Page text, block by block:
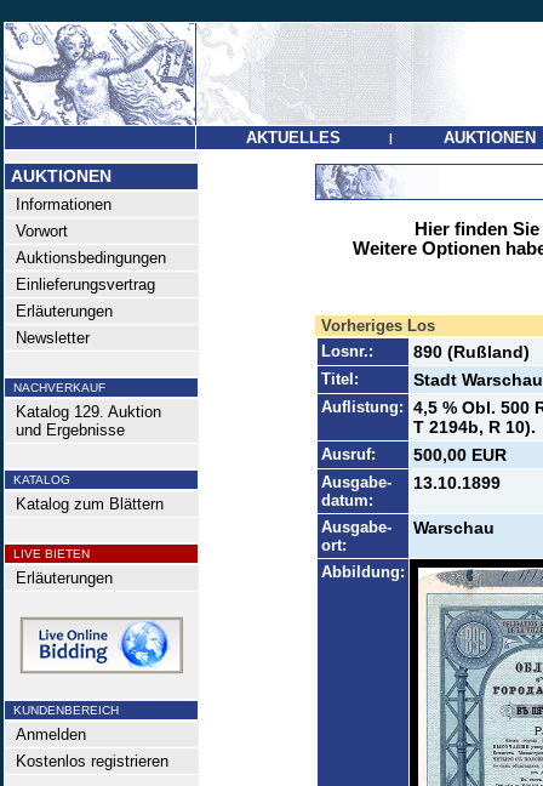
AKTUELLES | AUKTIONEN
AUKTIONEN
Informationen
Vorwort
Auktionsbedingungen
Einlieferungsvertrag
Erläuterungen
Newsletter
NACHVERKAUF
Katalog 129. Auktion
und Ergebnisse
KATALOG
Katalog zum Blättern
LIVE BIETEN
Erläuterungen
KUNDENBEREICH
Anmelden
Kostenlos registrieren
Hier finden
Weitere Optionen
Vorheriges Los
Losnr.:
890 (Rußland)
Titel: Stadt Warschau
Auflistung: 4,5 % Obl. 500
T 2194b, R 10).
Ausruf: 500,00 EUR
Ausgabe-
datum:
13.10.1899
Ausgabe-
ort:
Warschau
Abbildung: